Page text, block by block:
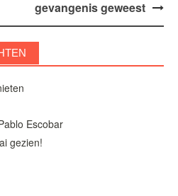
gevangenis geweest
Escobar
gezien!